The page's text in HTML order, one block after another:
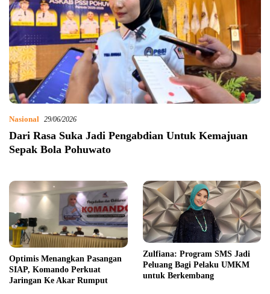
Nasional 29/06/2026
Dari Rasa Suka Jadi Pengabdian Untuk Kemajuan
Sepak Bola Pohuwato
Optimis Menangkan Pasangan
SIAP, Komando Perkuat
Jaringan Ke Akar Rumput
Zulfiana: Program SMS Jadi
Peluang Bagi Pelaku UMKM
untuk Berkembang